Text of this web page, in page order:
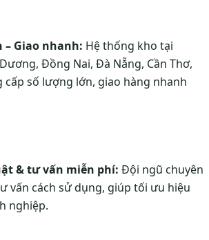
– Giao nhanh: Hệ thống kho tại
Đồng Nai, Đà Nẵng, Cần Thơ,
cấp số lượng lớn, giao hàng nhanh
& tư vấn miễn phí: Đội ngũ chuyên
vấn cách sử dụng, giúp tối ưu hiệu
nghiệp.